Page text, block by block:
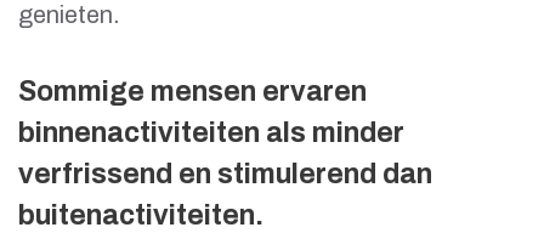
genieten.
Sommige mensen ervaren
binnenactiviteiten als minder
verfrissend en stimulerend dan
buitenactiviteiten.